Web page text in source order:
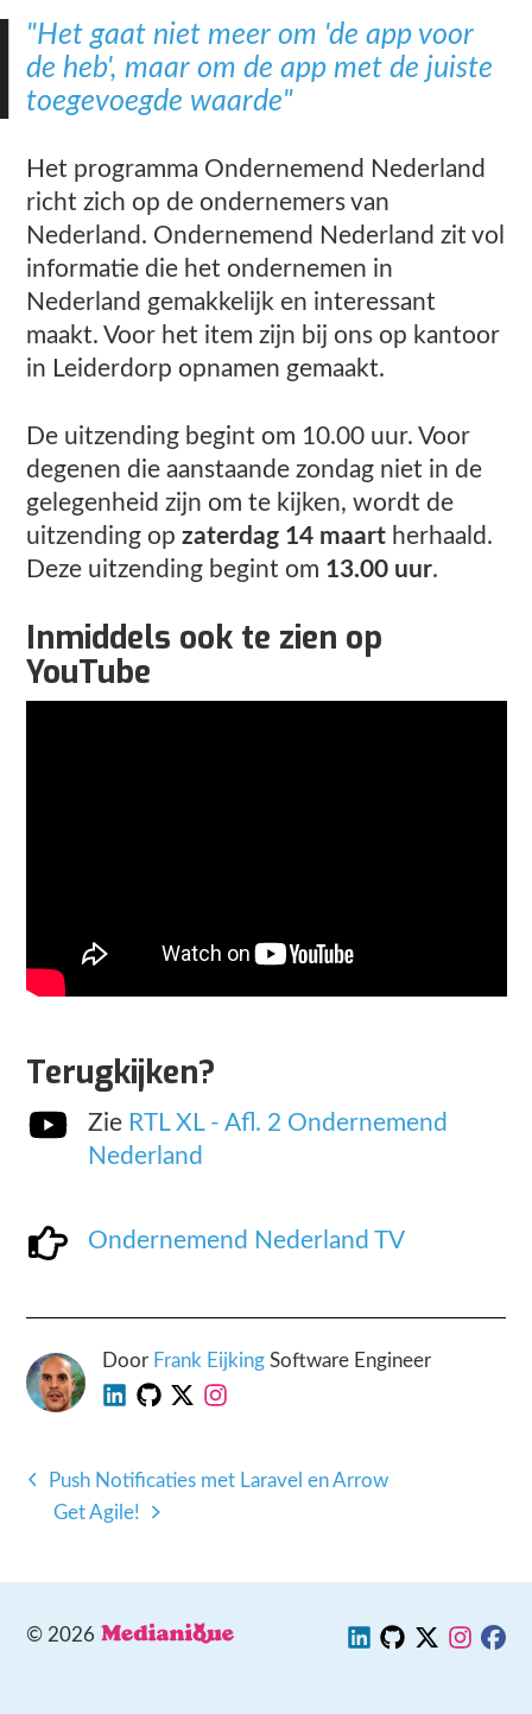
"Het gaat niet meer om 'de app voor
de heb', maar om de app met de juiste
toegevoegde waarde"
Het programma Ondernemend Nederland
richt zich op de ondernemers van
Nederland. Ondernemend Nederland zit vol
informatie die het ondernemen in
Nederland gemakkelijk en interessant
maakt. Voor het item zijn bij ons op kantoor
in Leiderdorp opnamen gemaakt.
De uitzending begint om 10.00 uur. Voor
degenen die aanstaande zondag niet in de
gelegenheid zijn om te kijken, wordt de
uitzending op zaterdag 14 maartherhaald.
Deze uitzending begint om 13.00 uur.
Inmiddels ook te zien op
YouTube
Terugkijken?
Zie RTL XL - Afl. 2 Ondernemend
Nederland
Ondernemend Nederland TV
Door Frank Eijking Software Engineer
Push Notificaties met Laravel en Arrow
Get Agile!
© 2026